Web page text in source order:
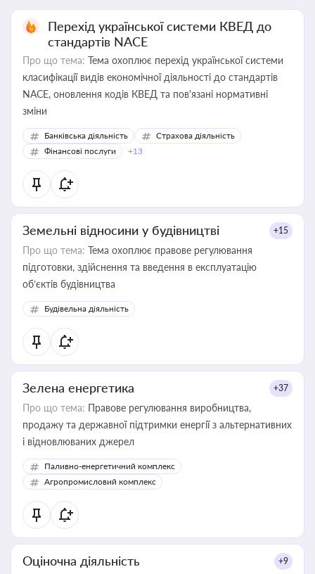
Перехід української системи КВЕД до
стандартів NACE
Про що тема: Тема охоплює перехід української системи
класифікації видів економічної діяльності до стандартів
NACE, оновлення кодів КВЕД та пов'язані нормативні
зміни
Банківська діяльність
Страхова діяльність
Фінансові послуги
+13
Земельні відносини у будівництві +15
Про що тема: Тема охоплює правове регулювання
підготовки, здійснення та введення в експлуатацію
об’єктів будівництва
Будівельна діяльність
Зелена енергетика +37
Про що тема: Правове регулювання виробництва,
продажу та державної підтримки енергії з альтернативних
і відновлюваних джерел
Паливно-енергетичний комплекс
Агропромисловий комплекс
Оціночна діяльність +9